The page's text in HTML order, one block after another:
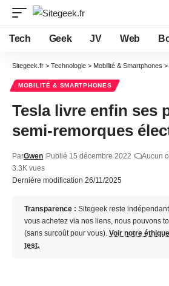
Tech Geek JV Web
Sitegeek.fr > Technologie > Mobilité & Smartphones >
MOBILITÉ & SMARTPHONES
Tesla livre enfin ses
semi-remorques
Dernière modification 26/11/2025
ParGwen Publié 15 décembre 2022 Aucun
3.3K vues
Transparence : Sitegeek reste
vous achetez via nos liens, nous pouvons
(sans surcoût pour vous). Voir notre
test.